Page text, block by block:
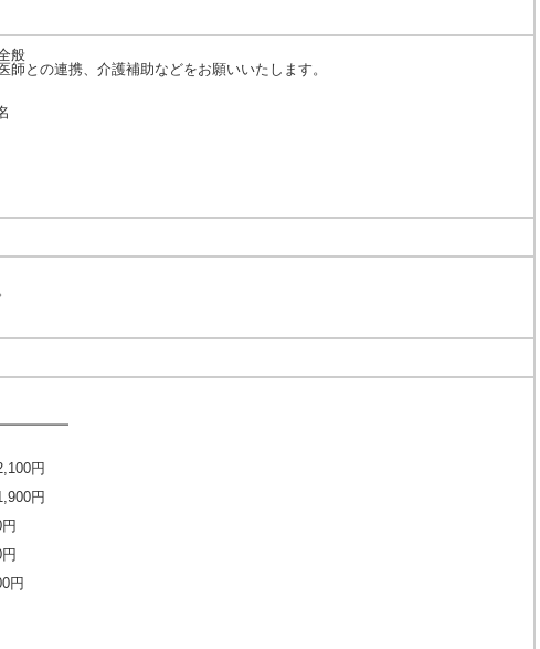
般
師との連携、介護補助などをお願いいたします。
円
円
円
円
円